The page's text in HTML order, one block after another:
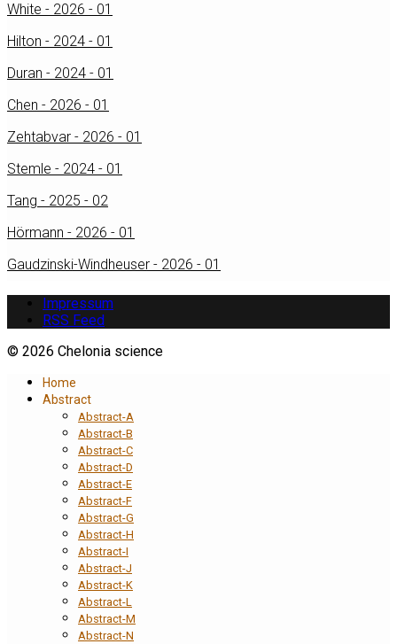
White - 2026 - 01
Hilton - 2024 - 01
Duran - 2024 - 01
Chen - 2026 - 01
Zehtabvar - 2026 - 01
Stemle - 2024 - 01
Tang - 2025 - 02
Hörmann - 2026 - 01
Gaudzinski-Windheuser - 2026 - 01
Impressum
RSS Feed
© 2026 Chelonia science
Home
Abstract
Abstract-A
Abstract-B
Abstract-C
Abstract-D
Abstract-E
Abstract-F
Abstract-G
Abstract-H
Abstract-I
Abstract-J
Abstract-K
Abstract-L
Abstract-M
Abstract-N